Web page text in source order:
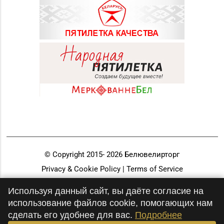
© Copyright 2015- 2026 Белювелирторг
Privacy & Cookie Policy | Terms of Service
Используя данный сайт, вы даёте согласие на
использование файлов cookie, помогающих нам
сделать его удобнее для вас. Подробнее